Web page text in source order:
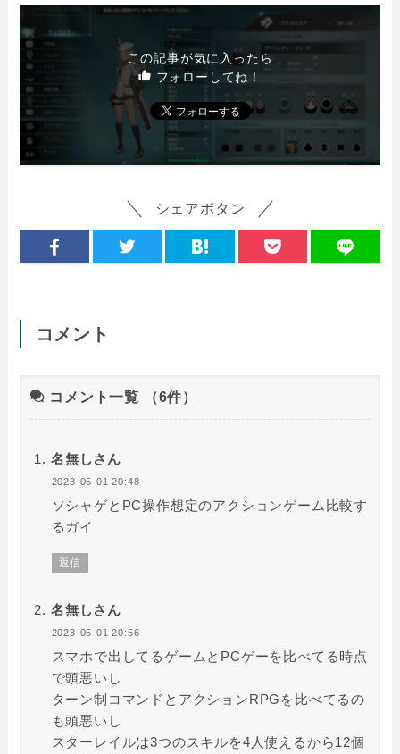
この記事が気に入ったら
フォローしてね！
シェアボタン
コメント
コメント一覧 （6件）
名無しさん
2023-05-01 20:48
ソシャゲとPC操作想定のアクションゲーム比較す
るガイ
返信
名無しさん
2023-05-01 20:56
スマホで出してるゲームとPCゲーを比べてる時点
で頭悪いし
ターン制コマンドとアクションRPGを比べてるの
も頭悪いし
スターレイルは3つのスキルを4人使えるから12個